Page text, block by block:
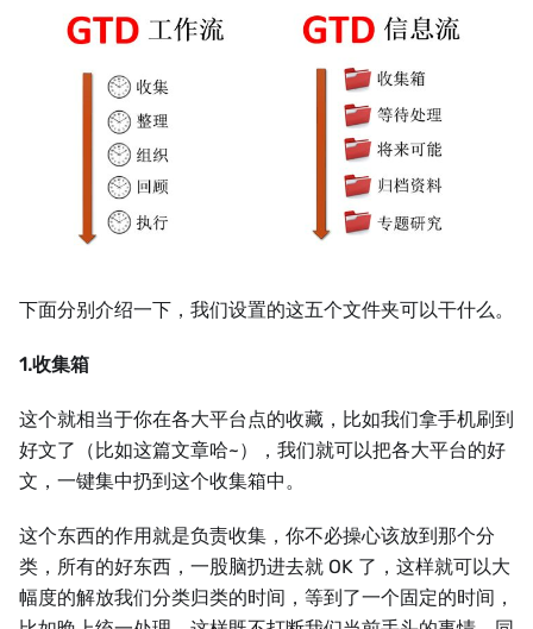
下面分别介绍一下，我们设置的这五个文件夹可以干什么。
1.收集箱
这个就相当于你在各大平台点的收藏，比如我们拿手机刷到
好文了（比如这篇文章哈~），我们就可以把各大平台的好
文，一键集中扔到这个收集箱中。
这个东西的作用就是负责收集，你不必操心该放到那个分
类，所有的好东西，一股脑扔进去就 OK 了，这样就可以大
幅度的解放我们分类归类的时间，等到了一个固定的时间，